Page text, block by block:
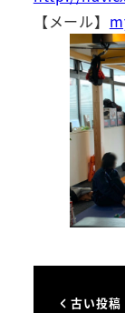
【メール】
古い投稿